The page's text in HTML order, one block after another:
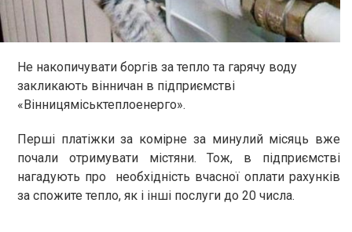
Не накопичувати боргів за тепло та гарячу воду
закликають вінничан в підприємстві
«Вінницяміськтеплоенерго».
Перші платіжки за комірне за минулий місяць вже
почали отримувати містяни. Тож, в підприємстві
нагадують про необхідність вчасної оплати рахунків
за спожите тепло, як і інші послуги до 20 числа.